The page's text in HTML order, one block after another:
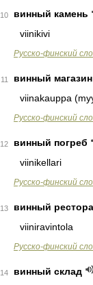
10
винный камень
viinikivi
Русско-финский
11
винный магазин
viinakauppa
Русско-финский
12
винный погреб
viinikellari
Русско-финский
13
винный
viiniravintola
Русско-финский
14
винный склад